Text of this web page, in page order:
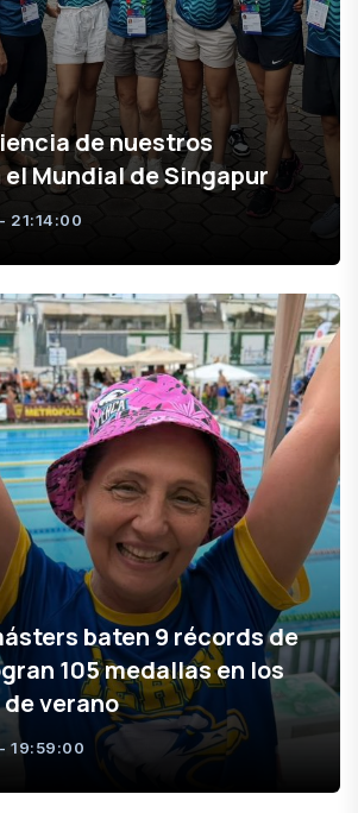
de nuestros
Mundial de Singapur
21:14:00
baten 9 récords de
105 medallas en los
verano
19:59:00